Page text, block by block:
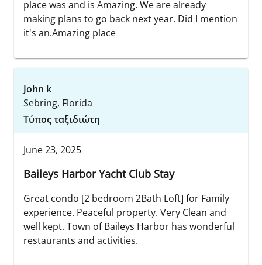
place was and is Amazing. We are already
making plans to go back next year. Did I mention
it's an.Amazing place
John k
Sebring, Florida
Τύπος ταξιδιώτη
June 23, 2025
Baileys Harbor Yacht Club Stay
Great condo [2 bedroom 2Bath Loft] for Family
experience. Peaceful property. Very Clean and
well kept. Town of Baileys Harbor has wonderful
restaurants and activities.